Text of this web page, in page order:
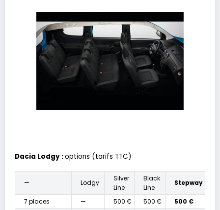
Dacia Lodgy :options (tarifs TTC)
— Lodgy
Silver
Line
Black
Line
Stepway
7 places — 500 € 500 €
500 €